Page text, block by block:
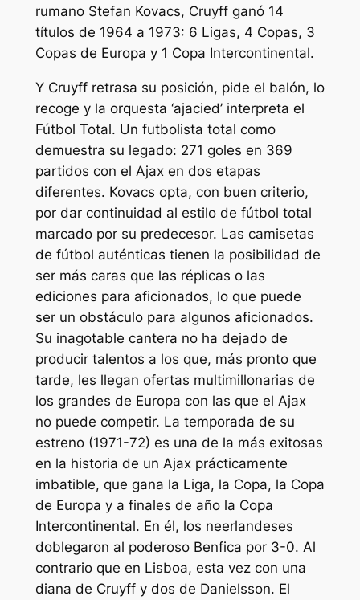
rumano Stefan Kovacs, Cruyff ganó 14
títulos de 1964 a 1973: 6 Ligas, 4 Copas, 3
Copas de Europa y 1 Copa Intercontinental.
Y Cruyff retrasa su posición, pide el balón, lo
recoge y la orquesta ‘ajacied’ interpreta el
Fútbol Total. Un futbolista total como
demuestra su legado: 271 goles en 369
partidos con el Ajax en dos etapas
diferentes. Kovacs opta, con buen criterio,
por dar continuidad al estilo de fútbol total
marcado por su predecesor. Las camisetas
de fútbol auténticas tienen la posibilidad de
ser más caras que las réplicas o las
ediciones para aficionados, lo que puede
ser un obstáculo para algunos aficionados.
Su inagotable cantera no ha dejado de
producir talentos a los que, más pronto que
tarde, les llegan ofertas multimillonarias de
los grandes de Europa con las que el Ajax
no puede competir. La temporada de su
estreno (1971-72) es una de la más exitosas
en la historia de un Ajax prácticamente
imbatible, que gana la Liga, la Copa, la Copa
de Europa y a finales de año la Copa
Intercontinental. En él, los neerlandeses
doblegaron al poderoso Benfica por 3-0. Al
contrario que en Lisboa, esta vez con una
diana de Cruyff y dos de Danielsson. El